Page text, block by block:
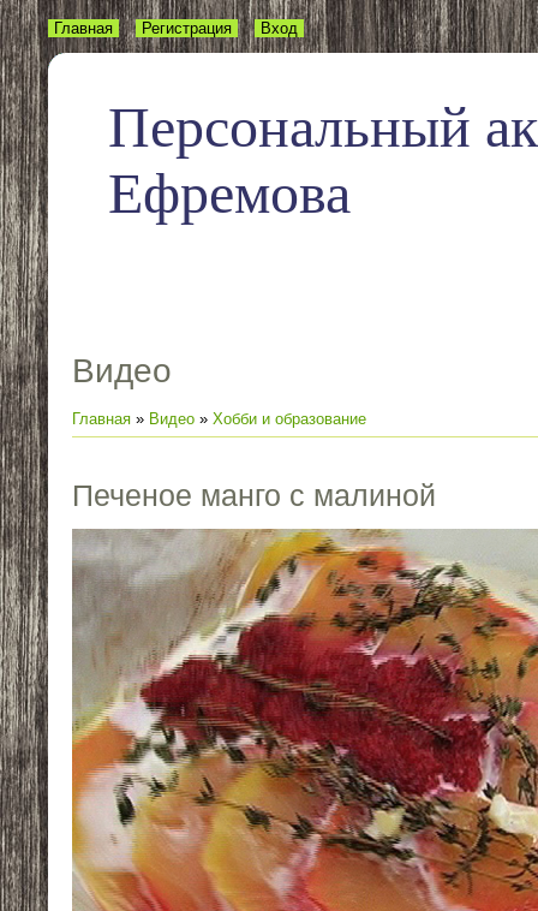
Персональный
Ефремова
Главная Регистрация Вход
Видео
Главная » Видео » Хобби и образование
Печеное манго с малиной